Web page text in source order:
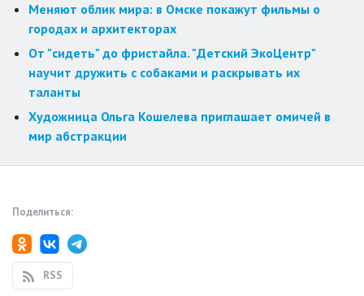
Меняют облик мира: в Омске покажут фильмы о
городах и архитекторах
От "сидеть" до фристайла. "Детский ЭкоЦентр"
научит дружить с собаками и раскрывать их
таланты
Художница Ольга Кошелева приглашает омичей в
мир абстракции
Поделиться:
RSS